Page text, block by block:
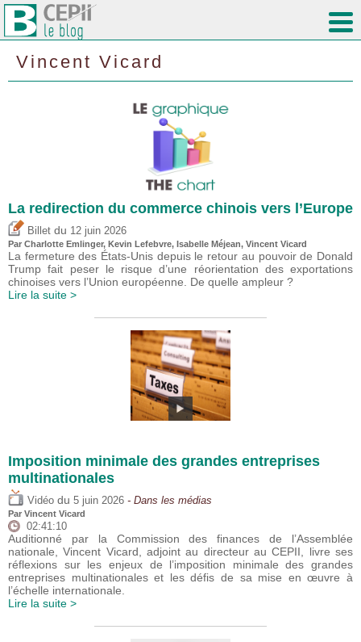
Vincent Vicard
La redirection du commerce chinois vers l’Europe
Billet du 12 juin 2026
Par Charlotte Emlinger, Kevin Lefebvre, Isabelle Méjean, Vincent Vicard
La fermeture des États-Unis depuis le retour au pouvoir de Donald
Trump fait peser le risque d’une réorientation des exportations
chinoises vers l’Union européenne. De quelle ampleur ?
Lire la suite >
Imposition minimale des grandes entreprises
multinationales
Vidéo du 5 juin 2026 - Dans les médias
Par Vincent Vicard
02:41:10
Auditionné par la Commission des finances de l’Assemblée
nationale, Vincent Vicard, adjoint au directeur au CEPII, livre ses
réflexions sur les enjeux de l’imposition minimale des grandes
entreprises multinationales et les défis de sa mise en œuvre à
l’échelle internationale.
Lire la suite >